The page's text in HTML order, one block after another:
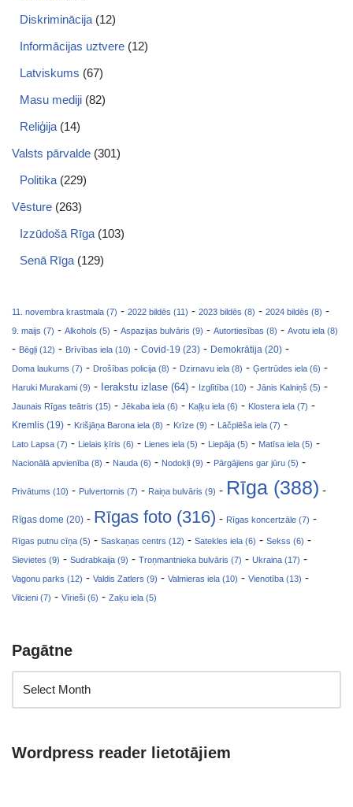
Diskriminācija (12)
Informācijas uztvere (12)
Latviskums (67)
Masu mediji (82)
Reliģija (14)
Valsts pārvalde (301)
Politika (229)
Vēsture (263)
Izzūdošā Rīga (103)
Senā Rīga (129)
11. novembra krastmala (7) - 2022 bildēs (11) - 2023 bildēs (8) - 2024 bildēs (8) -
9. maijs (7) - Alkohols (5) - Aspazijas bulvāris (9) - Autortiesības (8) - Avotu iela (8)
- Bēgļi (12) - Brīvības iela (10) - Covid-19 (23) - Demokrātija (20) -
Doma laukums (7) - Drošības policija (8) - Dzirnavu iela (8) - Ģertrūdes iela (6) -
Haruki Murakami (9) - Ierakstu izlase (64) - Izglītība (10) - Jānis Kalniņš (5) -
Jaunais Rīgas teātris (15) - Jēkaba iela (6) - Kaļķu iela (6) - Klostera iela (7) -
Kremlis (19) - Krišjāņa Barona iela (8) - Krīze (9) - Lāčplēša iela (7) -
Lato Lapsa (7) - Lielais ķīris (6) - Lienes iela (5) - Liepāja (5) - Matīsa iela (5) -
Nacionālā apvienība (8) - Nauda (6) - Nodokļi (9) - Pārgājiens gar jūru (5) -
Privātums (10) - Pulvertornis (7) - Raiņa bulvāris (9) - Rīga (388) -
Rīgas dome (20) - Rīgas foto (316) - Rīgas koncertzāle (7) -
Rīgas putnu cīņa (5) - Saskaņas centrs (12) - Satekles iela (6) - Sekss (6) -
Sievietes (9) - Sudrabkaija (9) - Troņmantnieka bulvāris (7) - Ukraina (17) -
Vagonu parks (12) - Valdis Zatlers (9) - Valmieras iela (10) - Vienotība (13) -
Vilcieni (7) - Vīrieši (6) - Zaķu iela (5)
Pagātne
Wordpress reader lietotājiem